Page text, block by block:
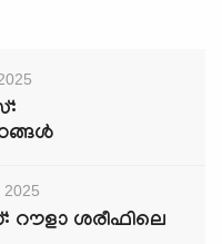
2025
റൗളാ ശരീഫിലെ